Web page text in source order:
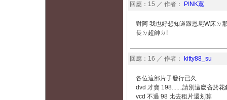
回應：15 ／ 作者： PINK蕙
對阿 我也好想知道跟恩咫W床ㄉ
長ㄉ超帥ㄉ!
回應：16 ／ 作者： kitty88_su
各位這部片子發行已久
dvd 才賣 198.......請別這麼吝於花
vcd 不過 98 比去租片還划算